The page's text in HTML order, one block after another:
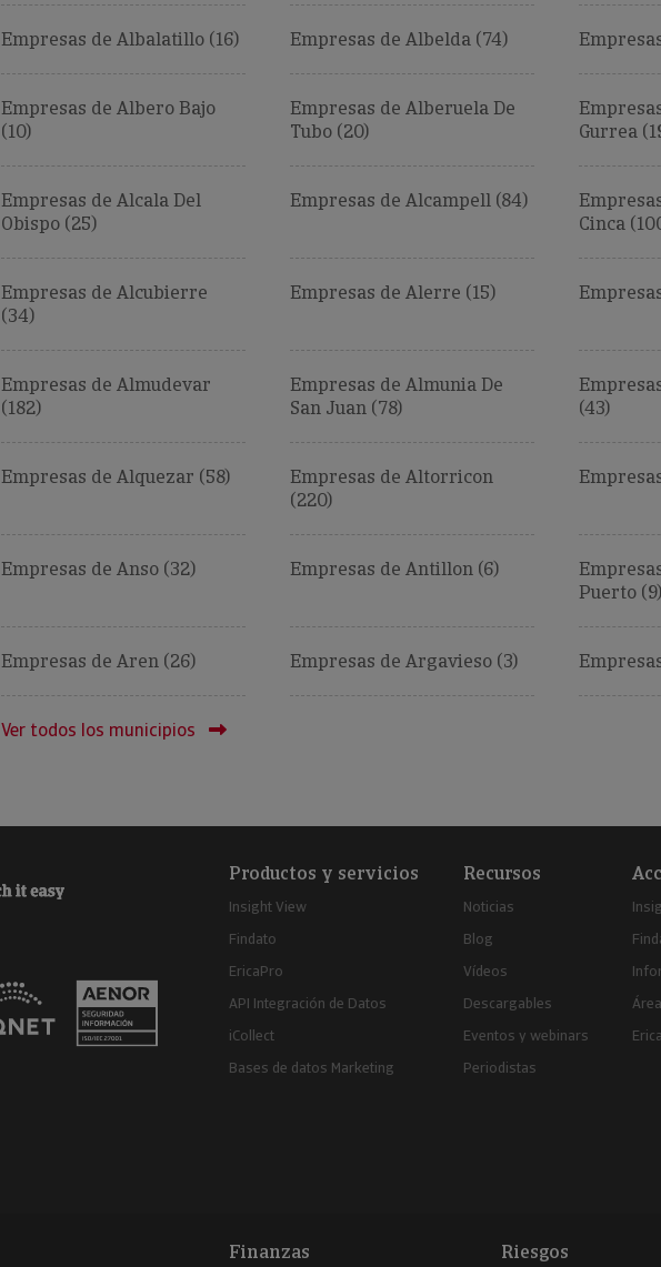
Empresas de Albalatillo (16) Empresas de Albelda (74)
Empresas de Albero Bajo
(10)
Empresas de Alberuela De
Tubo (20)
Gurrea
Empresas de Alcala Del
Obispo (25)
Empresas de Alcampell (84)
Cinca
Empresas de Alcubierre
(34)
Empresas de Alerre (15)
Empresas de Almudevar
(182)
Empresas de Almunia De
San Juan (78)
(43)
Empresas de Alquezar (58)
Empresas de Altorricon
(220)
Empresas de Anso (32) Empresas de Antillon (6)
Puerto (9)
Empresas de Aren (26) Empresas de Argavieso (3)
Ver todos los municipios
Productos y servicios
Insight View
Findato
EricaPro
API Integración de Datos
iCollect
Bases de datos Marketing
Recursos
Noticias
Blog
Vídeos
Descargables
Eventos y webinars
Periodistas
Finanzas Riesgos